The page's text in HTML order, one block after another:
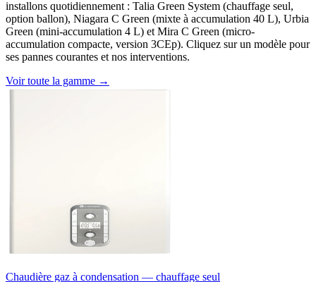
installons quotidiennement : Talia Green System (chauffage seul,
option ballon), Niagara C Green (mixte à accumulation 40 L), Urbia
Green (mini-accumulation 4 L) et Mira C Green (micro-
accumulation compacte, version 3CEp). Cliquez sur un modèle pour
ses pannes courantes et nos interventions.
Voir toute la gamme →
Chaudière gaz à condensation — chauffage seul